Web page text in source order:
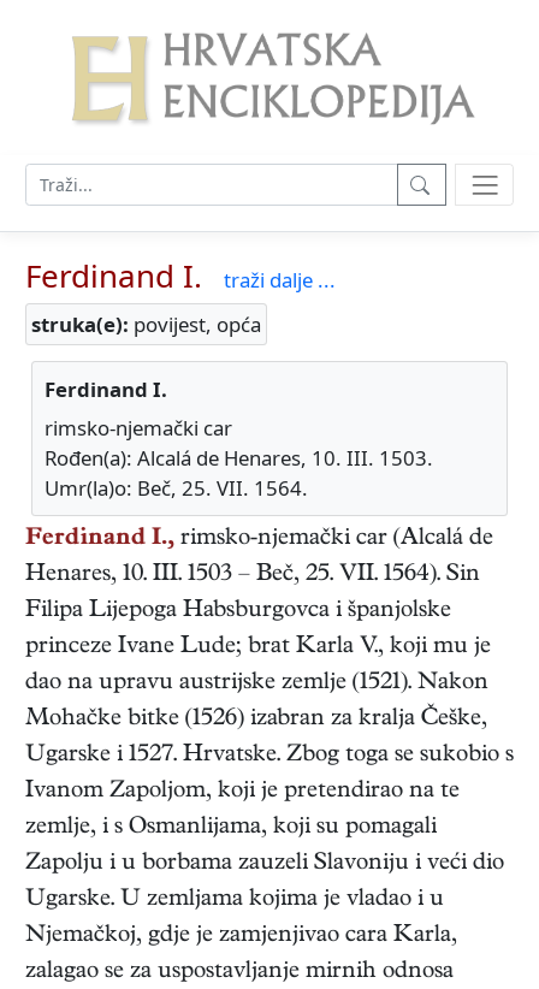
Ferdinand I.
traži dalje ...
struka(e): povijest, opća
Ferdinand I.
rimsko-njemački car
Rođen(a): Alcalá de Henares, 10. III. 1503.
Umr(la)o: Beč, 25. VII. 1564.
Ferdinand I., rimsko-njemački car (Alcalá de
Henares, 10. III. 1503 – Beč, 25. VII. 1564). Sin
Filipa Lijepoga Habsburgovca i španjolske
princeze Ivane Lude; brat Karla V., koji mu je
dao na upravu austrijske zemlje (1521). Nakon
Mohačke bitke (1526) izabran za kralja Češke,
Ugarske i 1527. Hrvatske. Zbog toga se sukobio s
Ivanom Zapoljom, koji je pretendirao na te
zemlje, i s Osmanlijama, koji su pomagali
Zapolju i u borbama zauzeli Slavoniju i veći dio
Ugarske. U zemljama kojima je vladao i u
Njemačkoj, gdje je zamjenjivao cara Karla,
zalagao se za uspostavljanje mirnih odnosa